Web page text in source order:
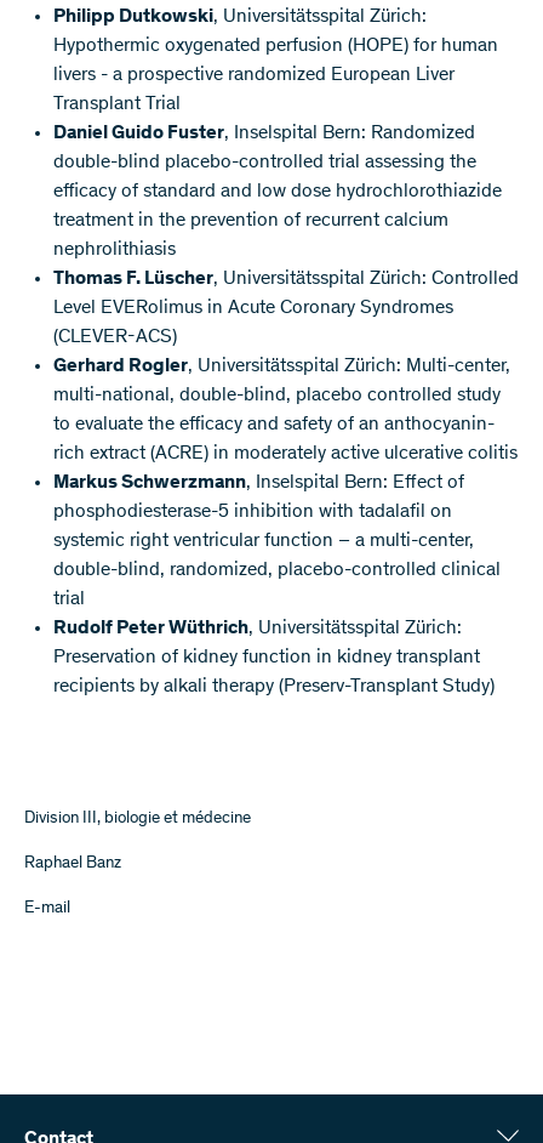
Philipp Dutkowski, Universitätsspital Zürich:
Hypothermic oxygenated perfusion (HOPE) for human
livers - a prospective randomized European Liver
Transplant Trial
Daniel Guido Fuster, Inselspital Bern: Randomized
double-blind placebo-controlled trial assessing the
efficacy of standard and low dose hydrochlorothiazide
treatment in the prevention of recurrent calcium
nephrolithiasis
Thomas F. Lüscher, Universitätsspital Zürich: Controlled
Level EVERolimus in Acute Coronary Syndromes
(CLEVER-ACS)
Gerhard Rogler, Universitätsspital Zürich: Multi-center,
multi-national, double-blind, placebo controlled study
to evaluate the efficacy and safety of an anthocyanin-
rich extract (ACRE) in moderately active ulcerative colitis
Markus Schwerzmann, Inselspital Bern: Effect of
phosphodiesterase-5 inhibition with tadalafil on
systemic right ventricular function – a multi-center,
double-blind, randomized, placebo-controlled clinical
trial
Rudolf Peter Wüthrich, Universitätsspital Zürich:
Preservation of kidney function in kidney transplant
recipients by alkali therapy (Preserv-Transplant Study)
Division III, biologie et médecine
Raphael Banz
E-mail